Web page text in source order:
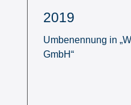
2019
Umbenennung in
GmbH“